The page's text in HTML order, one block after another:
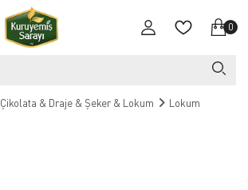
0
Çikolata & Draje & Şeker & Lokum Lokum